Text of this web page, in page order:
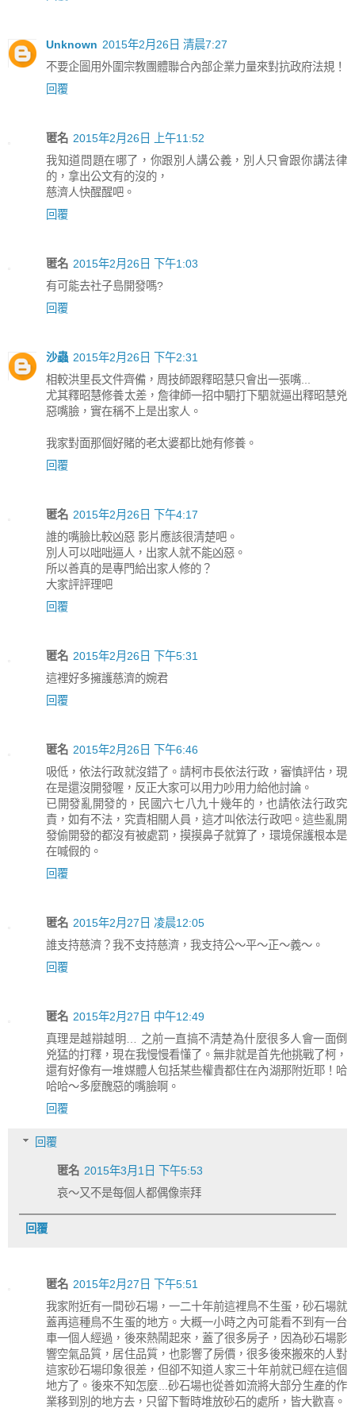
Unknown 2015年2月26日 清晨7:27
不要企圖用外圍宗教團體聯合內部企業力量來對抗政府法規！
回覆
匿名 2015年2月26日 上午11:52
我知道問題在哪了，你跟別人講公義，別人只會跟你講法律
的，拿出公文有的沒的，
慈濟人快醒醒吧。
回覆
匿名 2015年2月26日 下午1:03
有可能去社子島開發嗎?
回覆
沙蟲 2015年2月26日 下午2:31
相較洪里長文件齊備，周技師跟釋昭慧只會出一張嘴...
尤其釋昭慧修養太差，詹律師一招中駟打下駟就逼出釋昭慧兇
惡嘴臉，實在稱不上是出家人。
我家對面那個好賭的老太婆都比她有修養。
回覆
匿名 2015年2月26日 下午4:17
誰的嘴臉比較凶惡 影片應該很清楚吧。
別人可以咄咄逼人，出家人就不能凶惡。
所以善真的是專門給出家人修的？
大家評評理吧
回覆
匿名 2015年2月26日 下午5:31
這裡好多擁護慈濟的婉君
回覆
匿名 2015年2月26日 下午6:46
吸低，依法行政就沒錯了。請柯市長依法行政，審慎評估，現
在是還沒開發喔，反正大家可以用力吵用力給他討論。
已開發亂開發的，民國六七八九十幾年的，也請依法行政究
責，如有不法，究責相關人員，這才叫依法行政吧。這些亂開
發偷開發的都沒有被處罰，摸摸鼻子就算了，環境保護根本是
在喊假的。
回覆
匿名 2015年2月27日 凌晨12:05
誰支持慈濟？我不支持慈濟，我支持公～平～正～義～。
回覆
匿名 2015年2月27日 中午12:49
真理是越辯越明… 之前一直搞不清楚為什麼很多人會一面倒
兇猛的打釋，現在我慢慢看懂了。無非就是首先他挑戰了柯，
還有好像有一堆媒體人包括某些權貴都住在內湖那附近耶！哈
哈哈～多麼醜惡的嘴臉啊。
回覆
回覆
匿名 2015年3月1日 下午5:53
哀～又不是每個人都偶像崇拜
回覆
匿名 2015年2月27日 下午5:51
我家附近有一間砂石場，一二十年前這裡鳥不生蛋，砂石場就
蓋再這種鳥不生蛋的地方。大概一小時之內可能看不到有一台
車一個人經過，後來熱鬧起來，蓋了很多房子，因為砂石場影
響空氣品質，居住品質，也影響了房價，很多後來搬來的人對
這家砂石場印象很差，但卻不知道人家三十年前就已經在這個
地方了。後來不知怎麼...砂石場也從善如流將大部分生產的作
業移到別的地方去，只留下暫時堆放砂石的處所，皆大歡喜。